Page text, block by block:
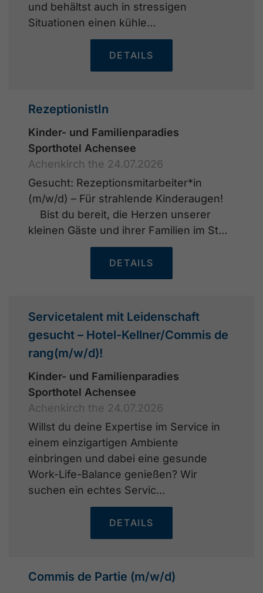
und behältst auch in stressigen
Situationen einen kühle…
DETAILS
RezeptionistIn
Kinder- und Familienparadies
Sporthotel Achensee
Achenkirch the 24.07.2026
Gesucht: Rezeptionsmitarbeiter*in
(m/w/d) – Für strahlende Kinderaugen!
Bist du bereit, die Herzen unserer
kleinen Gäste und ihrer Familien im St…
DETAILS
Servicetalent mit Leidenschaft
gesucht – Hotel-Kellner/Commis de
rang(m/w/d)!
Kinder- und Familienparadies
Sporthotel Achensee
Achenkirch the 24.07.2026
Willst du deine Expertise im Service in
einem einzigartigen Ambiente
einbringen und dabei eine gesunde
Work-Life-Balance genießen? Wir
suchen ein echtes Servic…
DETAILS
Commis de Partie (m/w/d)